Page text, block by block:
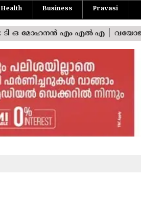
Health Business Pravasi